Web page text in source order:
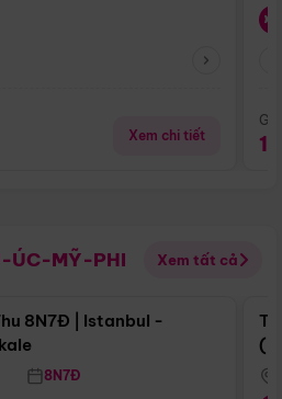
Xem chi tiết
ÚC-MỸ-PHI Xem tất cả
Điểm nổi bật
8N7Đ | Istanbul -
8N7Đ